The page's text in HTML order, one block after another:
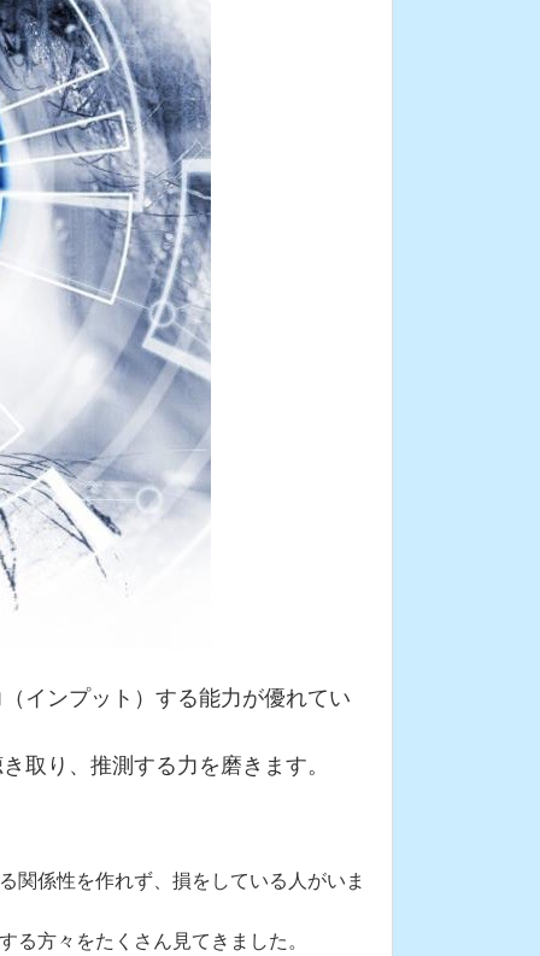
インプット）する能力が優れてい
取り、推測する力を磨きます。
関係性を作れず、損をしている人がいま
る方々をたくさん見てきました。